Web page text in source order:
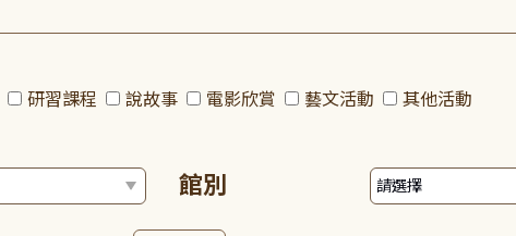
研習課程 說故事 電影欣賞 藝文活動 其他活動
館別